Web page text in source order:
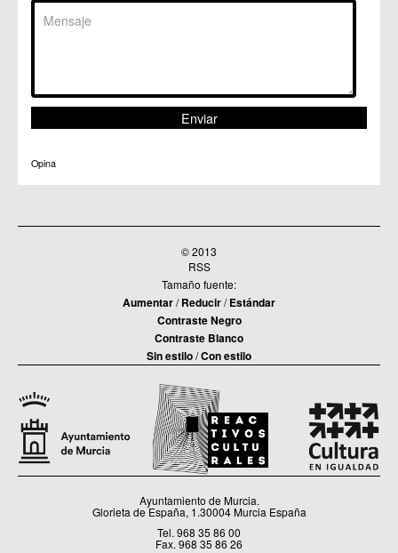
Opina
© 2013
RSS
Tamaño fuente:
Aumentar/Reducir/Estándar
Contraste Negro
Contraste Blanco
Sin estilo/Con estilo
Ayuntamiento de Murcia.
Glorieta de España, 1.30004 Murcia España
Tel. 968 35 86 00
Fax. 968 35 86 26